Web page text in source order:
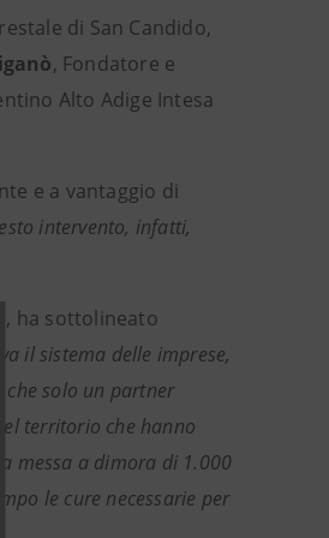
di San Candido,
, Fondatore e
Alto Adige Intesa
e a vantaggio di
intervento, infatti,
, ha sottolineato
il sistema delle imprese,
che solo un partner
territorio che hanno
messa a dimora di 1.000
le cure necessarie per